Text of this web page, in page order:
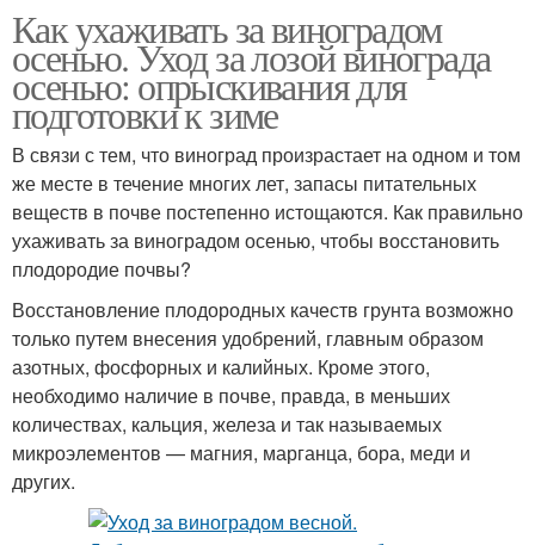
Как ухаживать за виноградом
осенью. Уход за лозой винограда
осенью: опрыскивания для
подготовки к зиме
В связи с тем, что виноград произрастает на одном и том
же месте в течение многих лет, запасы питательных
веществ в почве постепенно истощаются. Как правильно
ухаживать за виноградом осенью, чтобы восстановить
плодородие почвы?
Восстановление плодородных качеств грунта возможно
только путем внесения удобрений, главным образом
азотных, фосфорных и калийных. Кроме этого,
необходимо наличие в почве, правда, в меньших
количествах, кальция, железа и так называемых
микроэлементов — магния, марганца, бора, меди и
других.